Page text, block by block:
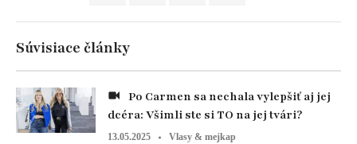
Súvisiace články
dcéra: Všimli ste si TO na jej tvári?
13.05.2025 Vlasy & mejkap